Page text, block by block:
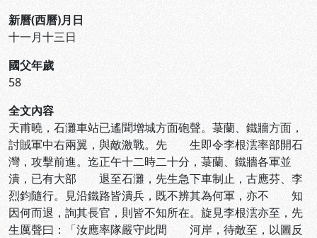
新曆(西曆)月日
十一月十三日
國父年歲
58
全文內容
天甫曉，石灘車站已遙聞增城方面砲聲。菉蘭、鐵牆方面，
討賊軍中右兩翼，與敵激戰。先 生即令李根澐率部開石
灣，攻擊前進。迄正午十二時二十分，菉蘭、鐵牆各軍並
潰，已有大部 退至石灘，先生急下車制止，古應芬、李
烈鈞隨行。見沿鐵路皆潰兵，既不辨其為何軍，亦不 知
因何而退，詢其長官，則皆不知所在。旋見李根澐亦至，先
生厲聲曰：「汝應率隊嚴守此間 河岸，待敵至，以圖反